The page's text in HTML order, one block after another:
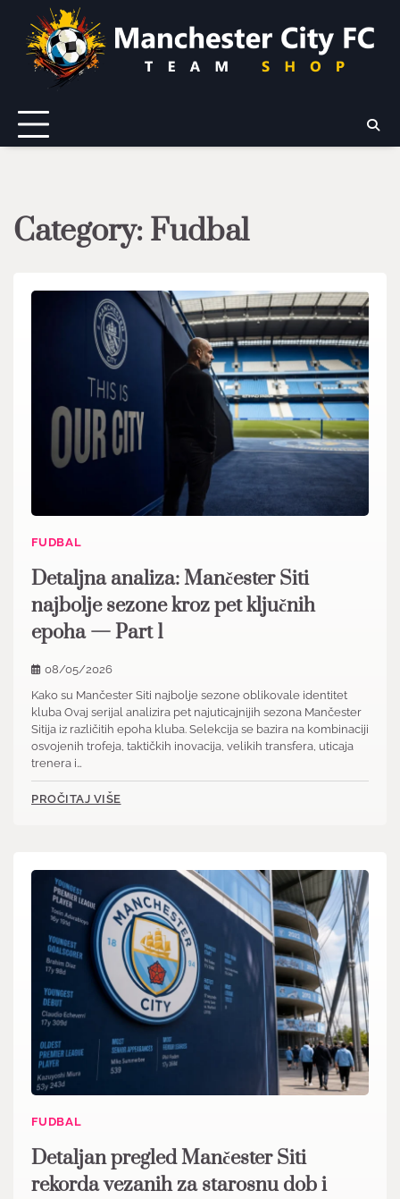
content
Category: Fudbal
FUDBAL
Detaljna analiza: Mančester Siti
najbolje sezone kroz pet ključnih
epoha — Part 1
08/05/2026
Kako su Mančester Siti najbolje sezone oblikovale identitet
kluba Ovaj serijal analizira pet najuticajnijih sezona Mančester
Sitija iz različitih epoha kluba. Selekcija se bazira na kombinaciji
osvojenih trofeja, taktičkih inovacija, velikih transfera, uticaja
trenera i…
PROČITAJ VIŠE
FUDBAL
Detaljan pregled Mančester Siti
rekorda vezanih za starosnu dob i